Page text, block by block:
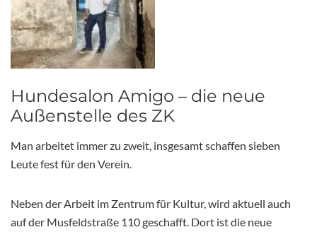
Hundesalon Amigo – die neue
Außenstelle des ZK
Man arbeitet immer zu zweit, insgesamt schaffen sieben
Leute fest für den Verein.
Neben der Arbeit im Zentrum für Kultur, wird aktuell auch
auf der Musfeldstraße 110 geschafft. Dort ist die neue